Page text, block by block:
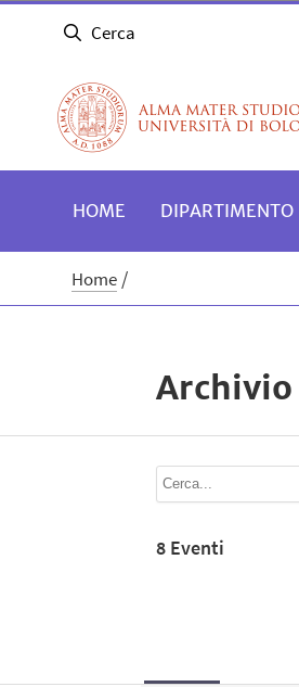
Cerca
HOME DIPARTIMENTO
Home
8 Eventi